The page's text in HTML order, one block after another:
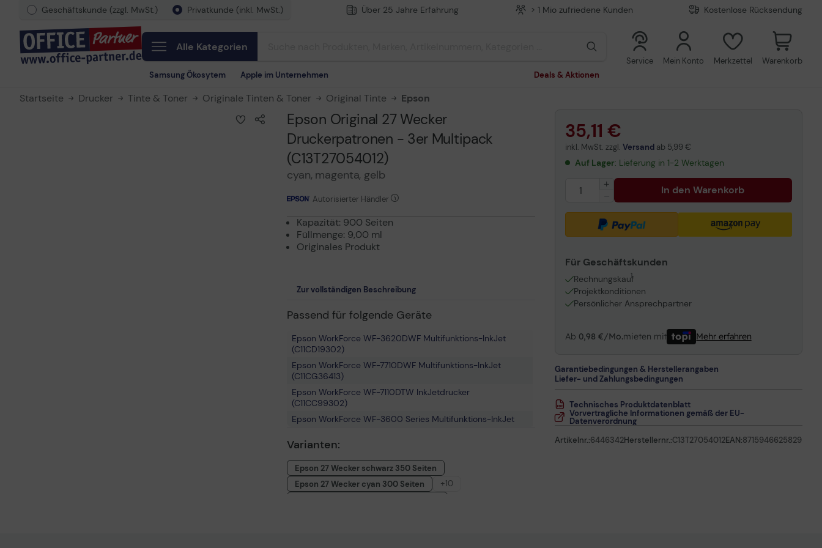
Geschäftskunde (zzgl. MwSt.) Privatkunde (inkl. MwSt.) Über 25 Jahre Erfahrung > 1 Mio zufriedene Kunden Kostenlose Rücksendung
Alle Kategorien
Samsung Ökosytem Apple im Unternehmen Deals & Aktionen
Service Mein Konto Merkzettel Warenkorb
Startseite Drucker Tinte & Toner Originale Tinten & Toner Original Tinte Epson
Epson Original 27 Wecker
Druckerpatronen - 3er Multipack
(C13T27054012)
cyan, magenta, gelb
Autorisierter Händler
Kapazität: 900 Seiten
Füllmenge: 9,00 ml
Originales Produkt
Zur vollständigen Beschreibung
Passend für folgende Geräte
Epson WorkForce WF-3620DWF Multifunktions-InkJet
(C11CD19302)
Epson WorkForce WF-7710DWF Multifunktions-InkJet
(C11CG36413)
Epson WorkForce WF-7110DTW InkJetdrucker
(C11CC99302)
Epson WorkForce WF-3600 Series Multifunktions-InkJet
(C11CG37412)
Epson WorkForce WF-7610DWF Multifunktions-InkJet
(C11CC98302)
Epson WorkForce WF-7620DTWF Multifunktions-InkJet
Varianten:
Epson 27 Wecker schwarz 350 Seiten
Epson 27 Wecker cyan 300 Seiten
+10
35,11 €
inkl. MwSt. zzgl. Versandab 5,99 €
Auf Lager: Lieferung in 1-2 Werktagen
In den Warenkorb
Für Geschäftskunden
Rechnungskauf
1
Projektkonditionen
Persönlicher Ansprechpartner
Ab 0,98 €/Mo.mieten mit Mehr erfahren
Garantiebedingungen & Herstellerangaben
Liefer- und Zahlungsbedingungen
Technisches Produktdatenblatt
Vorvertragliche Informationen gemäß der EU-
Datenverordnung
Artikelnr.:6446342Herstellernr.:C13T27054012EAN:8715946625829